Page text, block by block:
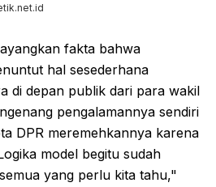
fakta bahwa
hal sesederhana
di depan publik dari para wakil
pengalamannya sendiri
DPR meremehkannya karena
model begitu sudah
yang perlu kita tahu,"